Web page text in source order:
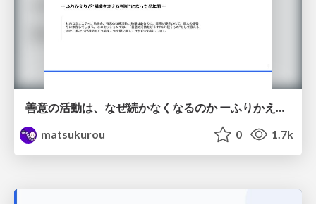
善意の活動は、なぜ続かなくなるのか ーふりかえりが"構造を変える判断"になった半年間ー
matsukurou
0 1.7k